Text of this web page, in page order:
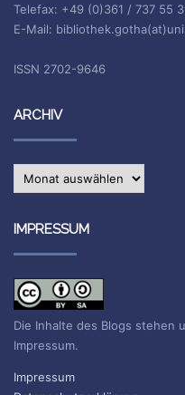
Telefax: +49 (0)361 / 737 55
E-Mail:
ISSN 2702-9646
ARCHIV
Archiv
IMPRESSUM
Die Inhalte des Blogs stehen
Impressum.
Impressum